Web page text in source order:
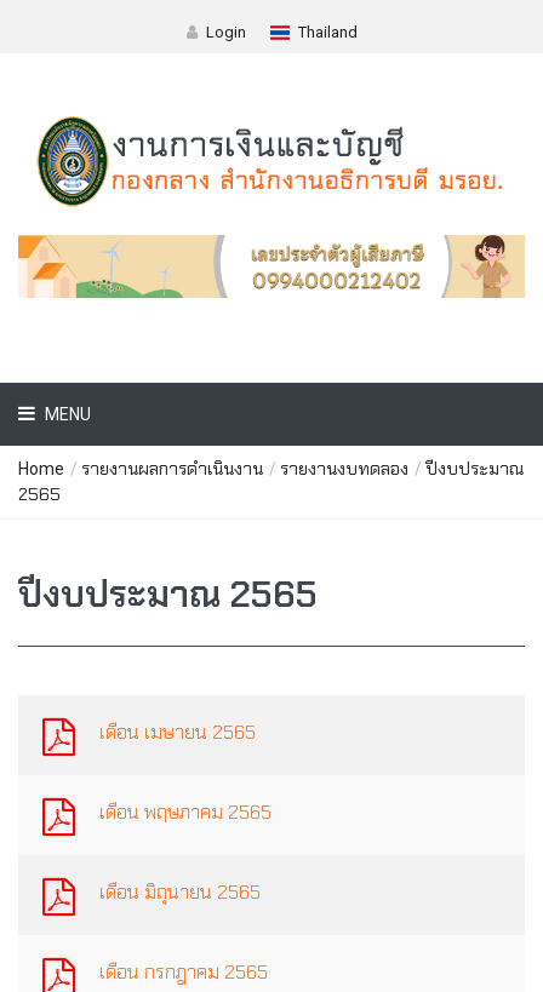
Login Thailand
MENU
Home / รายงานผลการดำเนินงาน / รายงานงบทดลอง /ปีงบประมาณ
2565
ปีงบประมาณ 2565
เดือน เมษายน 2565
เดือน พฤษภาคม 2565
เดือน มิถุนายน 2565
เดือน กรกฎาคม 2565